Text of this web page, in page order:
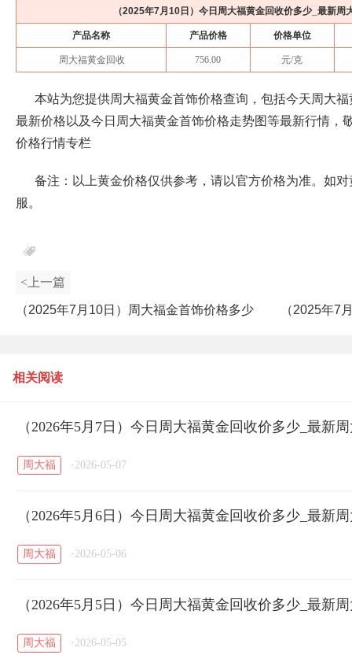
（2025年7月10日 ）今日周大福黄金回收价多少_最新周
产品名称 产品价格 价格单位
周大福黄金回收 756.00 元/克
本站为您提供周大福黄金首饰价格查询，包括今天周大
最新价格以及今日周大福黄金首饰价格走势图等最新行情，
价格行情专栏
备注：以上黄金价格仅供参考，请以官方价格为准。如
服。
<上一篇
（2025年7月10日）周大福金首饰价格多少 （2025年7
相关阅读
（2026年5月7日）今日周大福黄金回收价多少_最新
周大福 · 2026-05-07
（2026年5月6日）今日周大福黄金回收价多少_最新
周大福 · 2026-05-06
（2026年5月5日）今日周大福黄金回收价多少_最新
周大福 · 2026-05-05